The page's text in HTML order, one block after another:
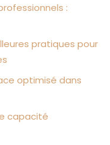
:
pratiques pour
optimisé dans
capacité